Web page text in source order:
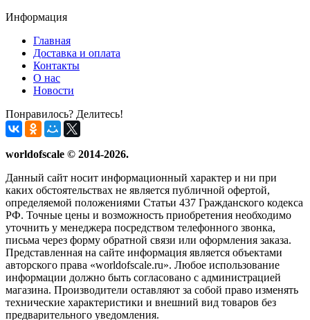
Информация
Главная
Доставка и оплата
Контакты
О нас
Новости
Понравилось? Делитесь!
worldofscale © 2014-2026.
Данный сайт носит информационный характер и ни при
каких обстоятельствах не является публичной офертой,
определяемой положениями Статьи 437 Гражданского кодекса
РФ. Точные цены и возможность приобретения необходимо
уточнить у менеджера посредством телефонного звонка,
письма через форму обратной связи или оформления заказа.
Представленная на сайте информация является объектами
авторского права «worldofscale.ru». Любое использование
информации должно быть согласовано с администрацией
магазина. Производители оставляют за собой право изменять
технические характеристики и внешний вид товаров без
предварительного уведомления.